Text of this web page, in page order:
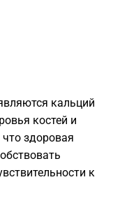
кальций
костей и
здоровая
к